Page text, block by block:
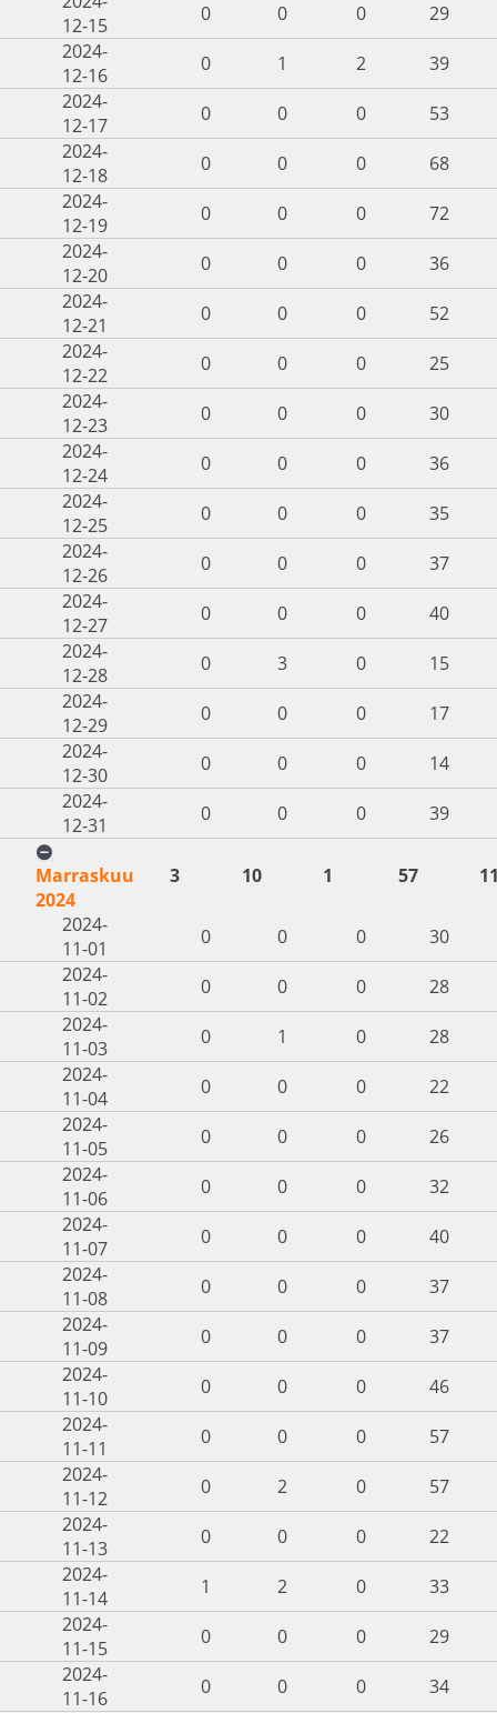
12-15
0 0 0
29
2024-
12-16
0 1 2
39
2024-
12-17
0 0 0
53
2024-
12-18
0 0 0
68
2024-
12-19
0 0 0
72
2024-
12-20
0 0 0
36
2024-
12-21
0 0 0
52
2024-
12-22
0 0 0
25
2024-
12-23
0 0 0
30
2024-
12-24
0 0 0
36
2024-
12-25
0 0 0
35
2024-
12-26
0 0 0
37
2024-
12-27
0 0 0
40
2024-
12-28
0 3 0
15
2024-
12-29
0 0 0
17
2024-
12-30
0 0 0
14
2024-
12-31
0 0 0 39
Marraskuu
2024
3 10 1 57
2024-
11-01
0 0 0
30
2024-
11-02
0 0 0
28
2024-
11-03
0 1 0
28
2024-
11-04
0 0 0
22
2024-
11-05
0 0 0
26
2024-
11-06
0 0 0
32
2024-
11-07
0 0 0
40
2024-
11-08
0 0 0
37
2024-
11-09
0 0 0
37
2024-
11-10
0 0 0
46
2024-
11-11
0 0 0
57
2024-
11-12
0 2 0
57
2024-
11-13
0 0 0
22
2024-
11-14
1 2 0
33
2024-
11-15
0 0 0
29
2024-
11-16
0 0 0
34